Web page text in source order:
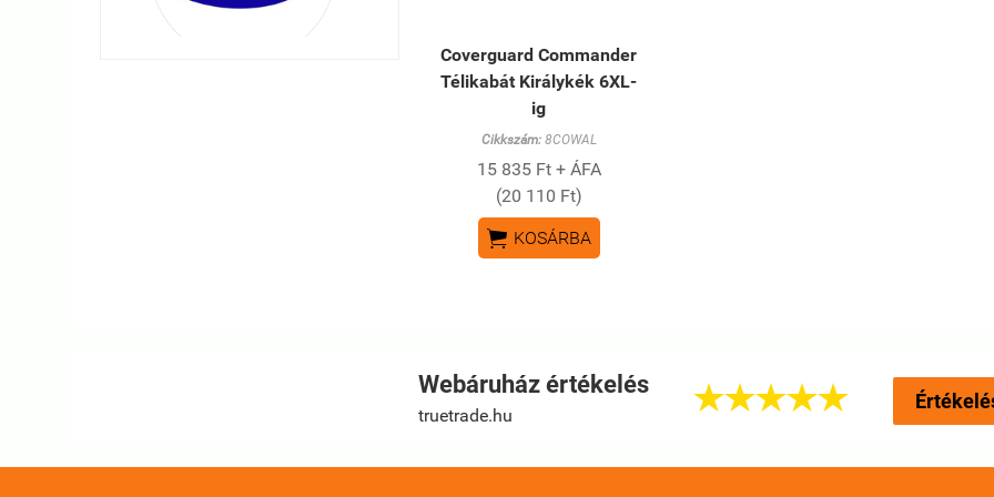
Coverguard Commander
Télikabát Királykék 6XL-
ig
Cikkszám:8COWAL
15 835 Ft + ÁFA
(20 110 Ft)
 KOSÁRBA
Webáruház értékelés
truetrade.hu
